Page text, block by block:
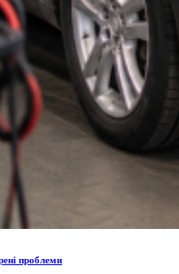
проблеми